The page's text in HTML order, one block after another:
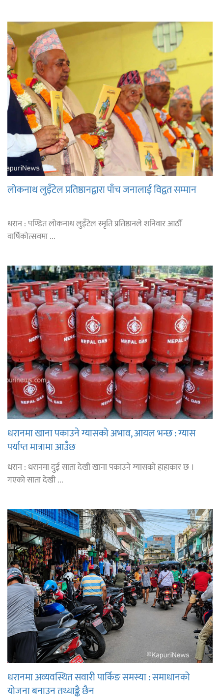
लोकनाथ लुइँटेल प्रतिष्ठानद्वारा पाँच जनालाई विद्वत सम्मान
धरान : पण्डित लोकनाथ लुइँटेल स्मृति प्रतिष्ठानले शनिवार आठौँ
वार्षिकोत्सवमा ...
धरानमा खाना पकाउने ग्यासको अभाव, आयल भन्छ : ग्यास
पर्याप्त मात्रामा आउँछ
धरान : धरानमा दुई साता देखी खाना पकाउने ग्यासको हाहाकार छ ।
गएको साता देखी ...
धरानमा अव्यवस्थित सवारी पार्किङ समस्या : समाधानको
योजना बनाउन तथ्याङ्कै छैन